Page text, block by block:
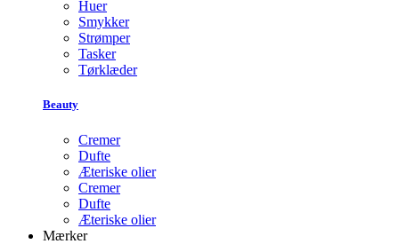
Huer
Smykker
Strømper
Tasker
Tørklæder
Beauty
Cremer
Dufte
Æteriske olier
Cremer
Dufte
Æteriske olier
Mærker